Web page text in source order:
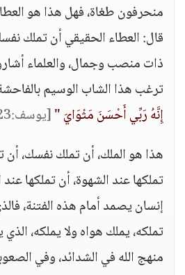
منحرفون طغاة، فهل هذا هو
قال: العطاء الحقيقي أن تملك
ذات منصب وجمال، والعلماء
ترغب هذا الشاب الوسيم
إِنَّهُ رَبِّي أَحْسَنَ مَثْوَايَ "[يوسف:23]
هذا هو الملك، أن تملك نفسك، أن
تملكها عند الشهوة، أن تملكها
إنسان يصمد أمام هذه الفتنة،
تملكه، يملك هواه ولا يملكه،
منهج الله في الشدائد، وفي